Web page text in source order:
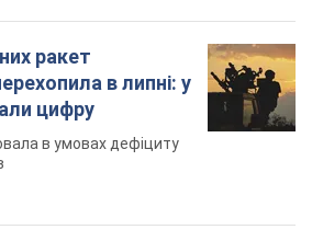
ракет
в липні: у
цифру
в умовах дефіциту